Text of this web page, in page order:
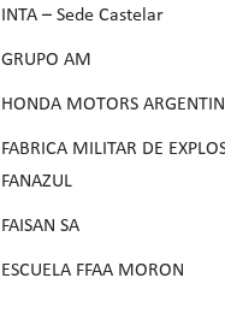
INTA – Sede Castelar
GRUPO AM
HONDA MOTORS
FABRICA MILITAR DE
FANAZUL
FAISAN SA
ESCUELA FFAA MORON